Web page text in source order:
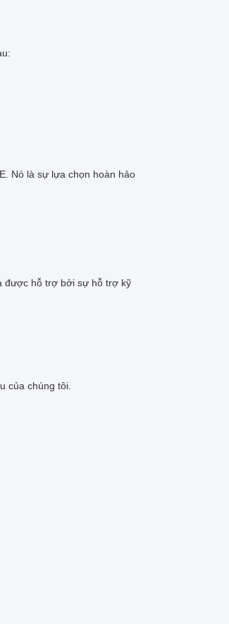
Nó là sự lựa chọn hoàn hảo
được hỗ trợ bởi sự hỗ trợ kỹ
của chúng tôi.